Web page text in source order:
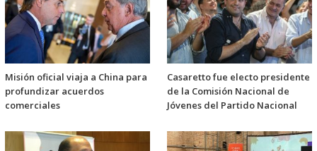
Misión oficial viaja a China para
profundizar acuerdos
comerciales
Casaretto fue electo presidente
de la Comisión Nacional de
Jóvenes del Partido Nacional